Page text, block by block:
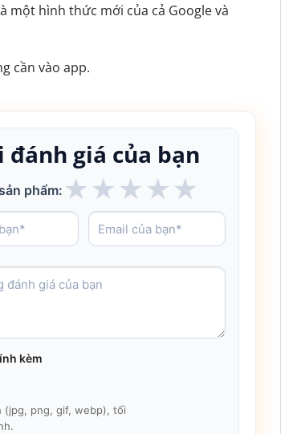
một hình thức mới của cả Google và
cần vào app.
đánh giá của bạn
phẩm: ★ ★ ★ ★ ★
kèm
(jpg, png, gif, webp), tối